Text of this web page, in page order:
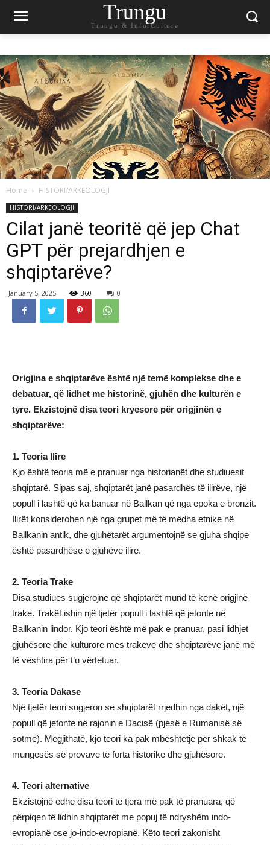
Trungu
Trungu & InforCulture
Home HISTORI/ARKEOLOGJI
HISTORI/ARKEOLOGJI
Cilat janë teoritë që jep Chat
GPT për prejardhjen e
shqiptarëve?
January 5, 2025 360 0
Origjina e shqiptarëve është një temë komplekse dhe e
debatuar, që lidhet me historinë, gjuhën dhe kulturën e
tyre. Ekzistojnë disa teori kryesore për origjinën e
shqiptarëve:
1. Teoria Ilire
Kjo është teoria më e pranuar nga historianët dhe studiuesit
shqiptarë. Sipas saj, shqiptarët janë pasardhës të ilirëve, një
popull i lashtë që ka banuar në Ballkan që nga epoka e bronzit.
Ilirët konsiderohen një nga grupet më të mëdha etnike në
Ballkanin antik, dhe gjuhëtarët argumentojnë se gjuha shqipe
është pasardhëse e gjuhëve ilire.
2. Teoria Trake
Disa studiues sugjerojnë që shqiptarët mund të kenë origjinë
trake. Trakët ishin një tjetër popull i lashtë që jetonte në
Ballkanin lindor. Kjo teori është më pak e pranuar, pasi lidhjet
gjuhësore dhe kulturore mes trakeve dhe shqiptarëve janë më
të vështira për t’u vërtetuar.
3. Teoria Dakase
Një tjetër teori sugjeron se shqiptarët rrjedhin nga dakët, një
popull që jetonte në rajonin e Dacisë (pjesë e Rumanisë së
sotme). Megjithatë, kjo teori ka pak mbështetje për shkak të
mungesës së provave të forta historike dhe gjuhësore.
4. Teori alternative
Ekzistojnë edhe disa teori të tjera më pak të pranuara, që
përpiqen të lidhin shqiptarët me popuj të ndryshëm indo-
evropianë ose jo-indo-evropianë. Këto teori zakonisht